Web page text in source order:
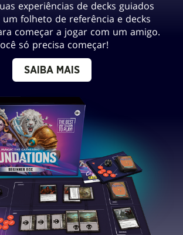
experiências de decks guiados
folheto de referência e decks
começar a jogar com um amigo.
só precisa começar!
SAIBA MAIS